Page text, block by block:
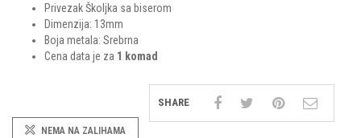
Privezak Školjka sa biserom
Dimenzija: 13mm
Boja metala: Srebrna
Cena data je za 1 komad
NEMA NA ZALIHAMA
SHARE